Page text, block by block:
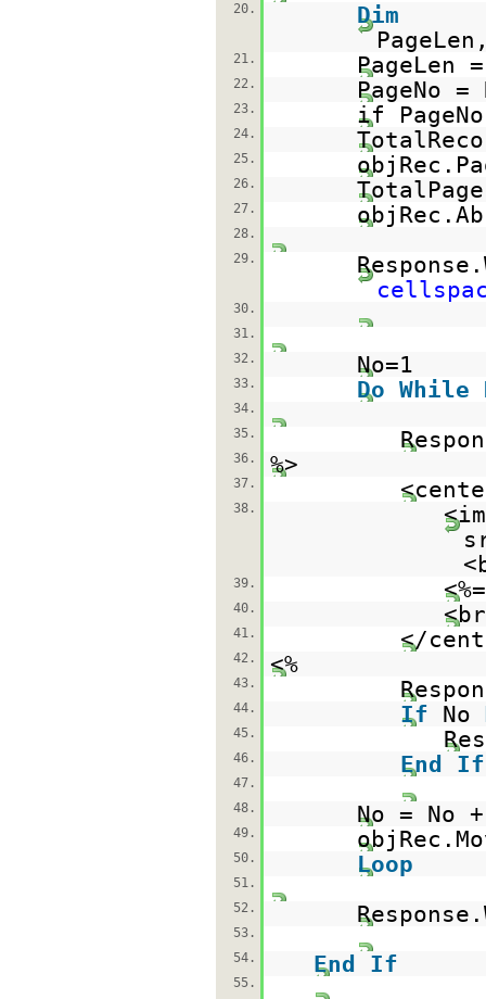
20.
Dim
21. PageLen
22. PageNo
23. if
24.
25.
26.
27.
28.
29.
30.
31.
32.
No=1
33. Do While
34.
35.
36. %>
37.
38.
39.
40.
41. </
42. <%
43.
44. If No
45.
46. End If
47.
48.
No = No
49.
50. Loop
51.
52.
53.
54.
End If
55.